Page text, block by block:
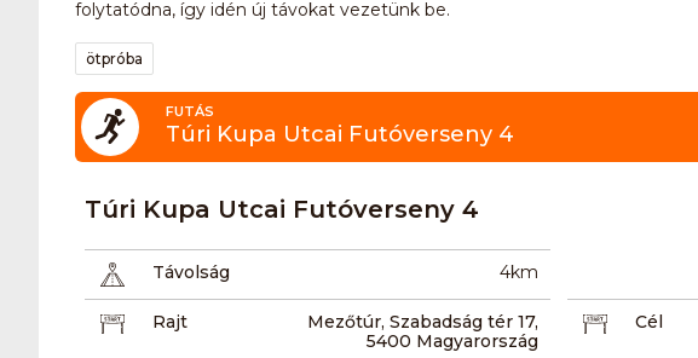
folytatódna, így idén új távokat vezetünk be.
ötpróba
FUTÁS
Túri Kupa Utcai Futóverseny 4
Túri Kupa Utcai Futóverseny 4
Távolság 4km
Rajt
Mezőtúr, Szabadság tér 17,
5400 Magyarország
Cél